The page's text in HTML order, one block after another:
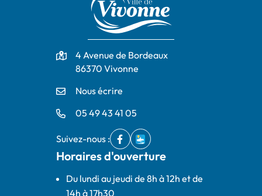
Adresse
4 Avenue de Bordeaux
86370 Vivonne
Nous écrire
05 49 43 41 05
Suivez-nous :
Facebook
(ouverture dans un nouvel onglet)
IntraMuros
(ouverture dans un nouvel
Horaires d'ouverture
Du lundi au jeudi de 8h à 12h et de
14h à 17h30